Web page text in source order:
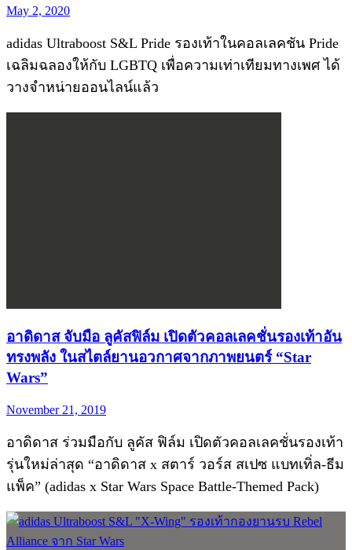
May 2, 2020
adidas Ultraboost S&L Pride รองเท้าในคอลเลคชัน Pride
เฉลิมฉลองให้กับ LGBTQ เพื่อความเท่าเทียมทางเพศ ได้
วางจำหน่ายออนไลน์แล้ว
อาดิดาส จับมือ ลูคัสฟิล์ม เปิดตัวคอลเลคชั่นรองเท้าอัน
ทรงพลัง ในสไตล์ยานอวกาศจากภาพยนตร์ “Star
Wars”
November 21, 2019
อาดิดาส ร่วมมือกับ ลูคัส ฟิล์ม เปิดตัวคอลเลคชั่นรองเท้า
รุ่นใหม่ล่าสุด “อาดิดาส x สตาร์ วอร์ส สเปซ แบทเทิ่ล-ธีม
แพ็ค” (adidas x Star Wars Space Battle-Themed Pack)